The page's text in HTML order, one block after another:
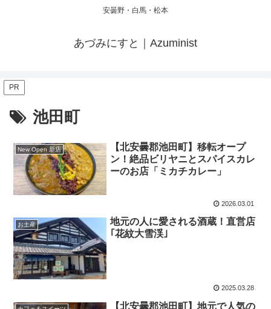
安曇野・白馬・松本
あづみにすと｜Azuminist
PR
池田町
New Open 新店
【北安曇郡池田町】移転オープ
ン！絶品ビリヤニとスパイスカレ
ーのお店「ミカチカレー」
2026.03.01
お土産
地元の人に愛される酒蔵！直営店
｢花紋大雪渓｣
2025.03.28
【北安曇郡池田町】地元で人気の